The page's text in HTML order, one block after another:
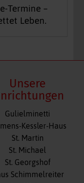
Termine –
Leben.
Unsere
Navigation
überspringen
Gulielminetti
Kessler-Haus
St. Martin
St. Michael
St. Georgshof
Schimmelreiter